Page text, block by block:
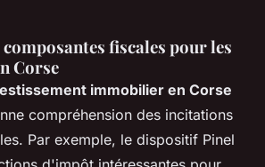
fiscales pour les
Corse
immobilier en Corse
compréhension des incitations
Par exemple, le dispositif Pinel